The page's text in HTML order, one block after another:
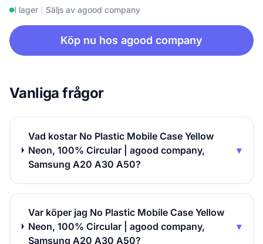
I lager Säljs av agood company
Köp nu hos agood company
Vanliga frågor
Vad kostar No Plastic Mobile Case Yellow
Neon, 100% Circular | agood company,
Samsung A20 A30 A50?
▾
Var köper jag No Plastic Mobile Case Yellow
Neon, 100% Circular | agood company,
Samsung A20 A30 A50?
▾